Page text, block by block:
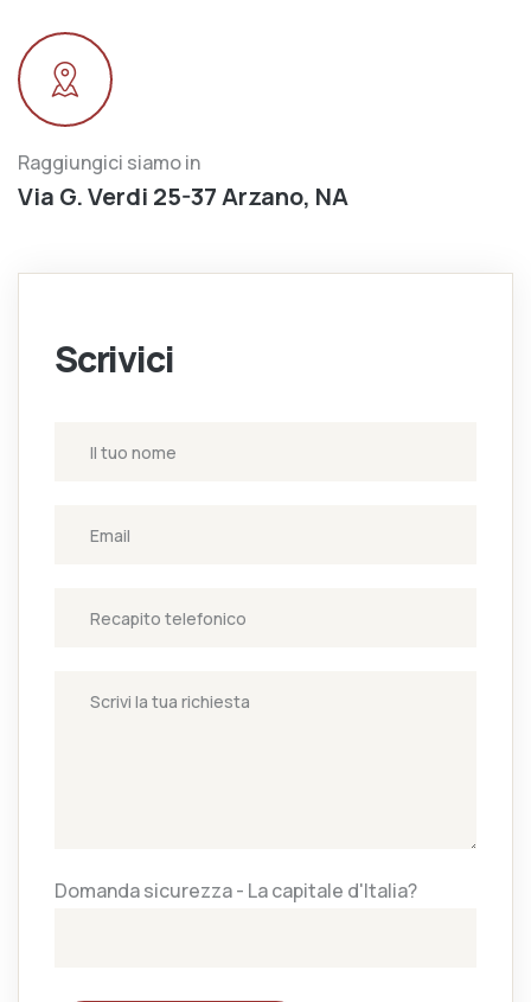
Raggiungici siamo in
Via G. Verdi 25-37 Arzano, NA
Scrivici
Domanda sicurezza - La capitale d'Italia?